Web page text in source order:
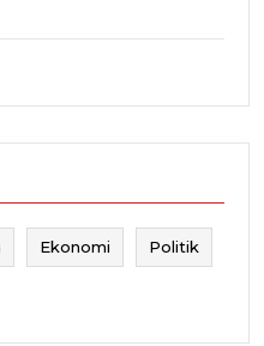
Ekonomi Politik